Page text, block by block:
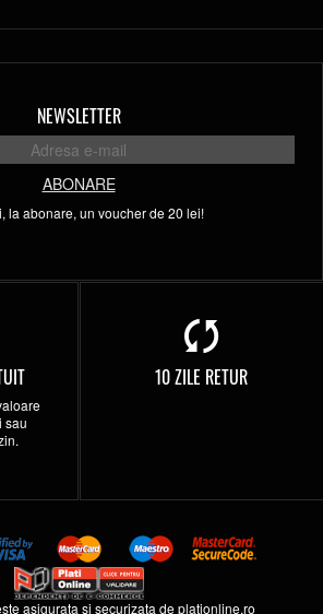
NEWSLETTER
ABONARE
la abonare, un voucher de 20 lei!
sau
10 ZILE RETUR
asigurata si securizata deplationline.ro